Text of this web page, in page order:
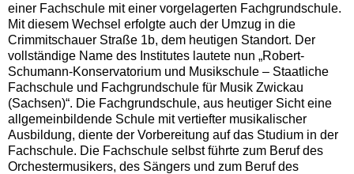
einer Fachschule mit einer vorgelagerten Fachgrundschule.
Mit diesem Wechsel erfolgte auch der Umzug in die
Crimmitschauer Straße 1b, dem heutigen Standort. Der
vollständige Name des Institutes lautete nun „Robert-
Schumann-Konservatorium und Musikschule – Staatliche
Fachschule und Fachgrundschule für Musik Zwickau
(Sachsen)“. Die Fachgrundschule, aus heutiger Sicht eine
allgemeinbildende Schule mit vertiefter musikalischer
Ausbildung, diente der Vorbereitung auf das Studium in der
Fachschule. Die Fachschule selbst führte zum Beruf des
Orchestermusikers, des Sängers und zum Beruf des